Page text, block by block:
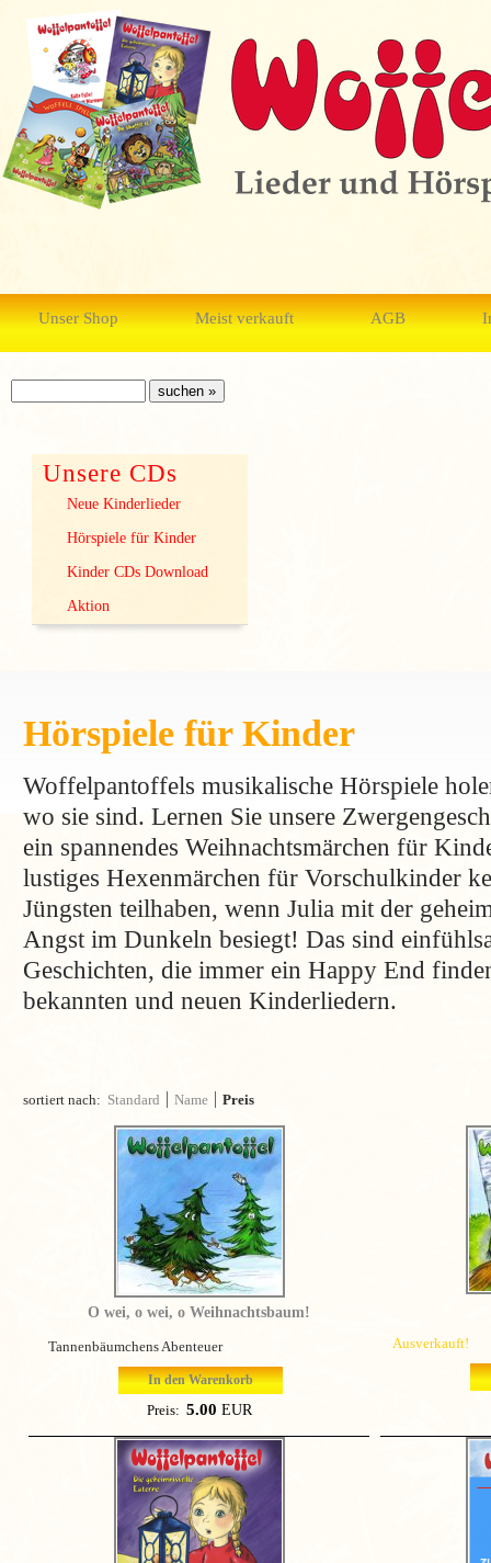
Unser Shop Meist verkauft AGB
Unsere CDs
Neue Kinderlieder
Hörspiele für Kinder
Kinder CDs Download
Aktion
Hörspiele für Kinder
Woffelpantoffels musikalische Hörspiele
wo sie sind. Lernen Sie unsere
ein spannendes Weihnachtsmärchen für
lustiges Hexenmärchen für Vorschulkinder
Jüngsten teilhaben, wenn Julia mit der
Angst im Dunkeln besiegt! Das sind
Geschichten, die immer ein Happy End
bekannten und neuen Kinderliedern.
sortiert nach: Standard Name Preis
O wei, o wei, o Weihnachtsbaum!
Tannenbäumchens Abenteuer
In den Warenkorb
Preis: 5.00 EUR
Ausverkauft!